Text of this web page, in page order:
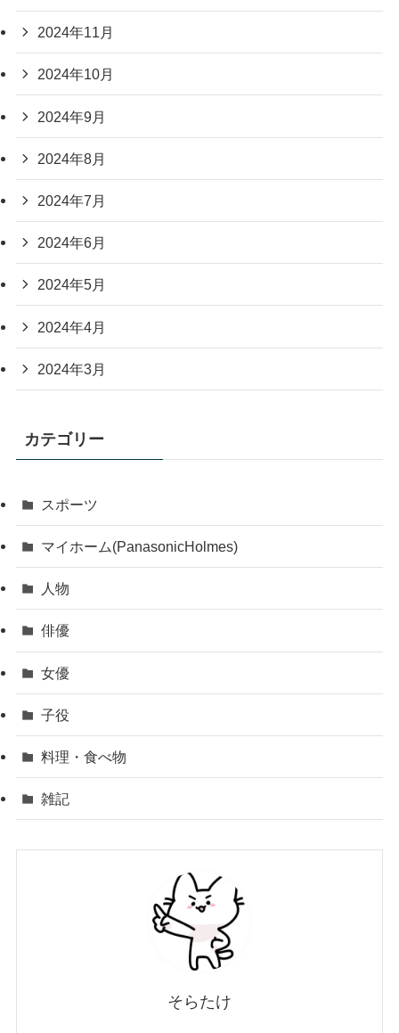
2024年11月
2024年10月
2024年9月
2024年8月
2024年7月
2024年6月
2024年5月
2024年4月
2024年3月
カテゴリー
スポーツ
マイホーム(PanasonicHolmes)
人物
俳優
女優
子役
料理・食べ物
雑記
そらたけ